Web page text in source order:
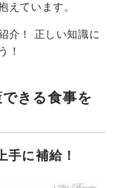
ています。
介！ 正しい知識に
！
きる食事を
に補給！